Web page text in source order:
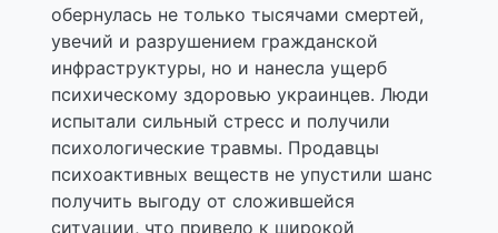
обернулась не только тысячами смертей,
увечий и разрушением гражданской
инфраструктуры, но и нанесла ущерб
психическому здоровью украинцев. Люди
испытали сильный стресс и получили
психологические травмы. Продавцы
психоактивных веществ не упустили шанс
получить выгоду от сложившейся
ситуации, что привело к широкой